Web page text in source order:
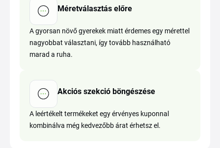
Méretválasztás előre
A gyorsan növő gyerekek miatt érdemes egy mérettel
nagyobbat választani, így tovább használható
marad a ruha.
Akciós szekció böngészése
A leértékelt termékeket egy érvényes kuponnal
kombinálva még kedvezőbb árat érhetsz el.